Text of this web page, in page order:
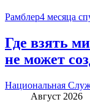
Рамблер4 месяца
Где взять
не может
Национальная
Август 2026